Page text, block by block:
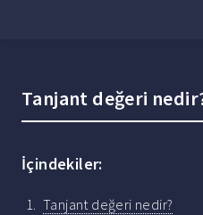
Tanjant değeri
İçindekiler:
Tanjant değeri nedir?